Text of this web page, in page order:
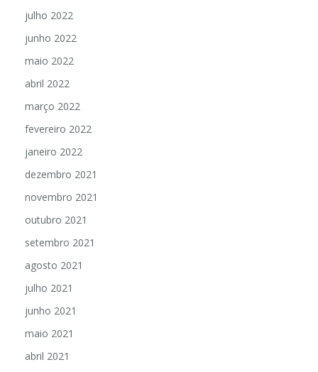
julho 2022
junho 2022
maio 2022
abril 2022
março 2022
fevereiro 2022
janeiro 2022
dezembro 2021
novembro 2021
outubro 2021
setembro 2021
agosto 2021
julho 2021
junho 2021
maio 2021
abril 2021